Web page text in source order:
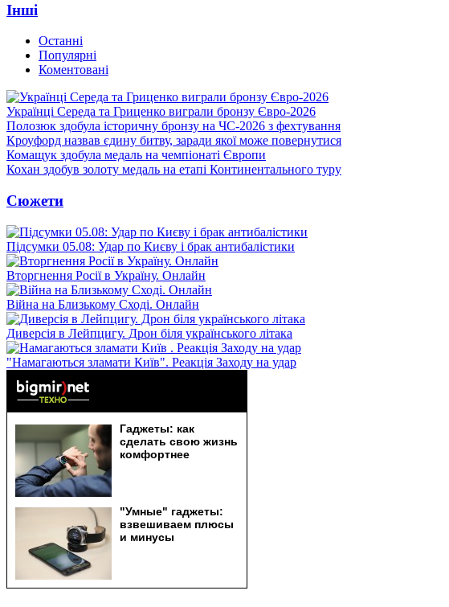
Інші
Останні
Популярні
Коментовані
Українці Середа та Гриценко виграли бронзу Євро-2026
Полозюк здобула історичну бронзу на ЧС-2026 з фехтування
Кроуфорд назвав єдину битву, заради якої може повернутися
Комащук здобула медаль на чемпіонаті Європи
Кохан здобув золоту медаль на етапі Континентального туру
Сюжети
Підсумки 05.08: Удар по Києву і брак антибалістики
Вторгнення Росії в Україну. Онлайн
Війна на Близькому Сході. Онлайн
Диверсія в Лейпцигу. Дрон біля українського літака
"Намагаються зламати Київ". Реакція Заходу на удар